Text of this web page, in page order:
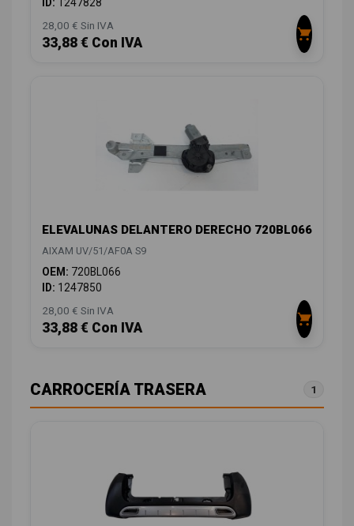
28,00 € Sin IVA
33,88 € Con IVA
ELEVALUNAS DELANTERO DERECHO 720BL066
AIXAM UV/51/AF0A S9
OEM: 720BL066
ID: 1247850
28,00 € Sin IVA
33,88 € Con IVA
CARROCERÍA TRASERA 1